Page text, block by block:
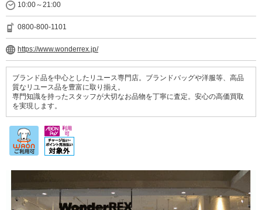
10:00～21:00
0800-800-1101
https://www.wonderrex.jp/
ブランド品を中心としたリユース専門店。ブランドバッグや洋服等、高品
質なリユース品を豊富に取り揃え。
専門知識を持ったスタッフが大切なお品物を丁寧に査定。安心の高価買取
を実現します。